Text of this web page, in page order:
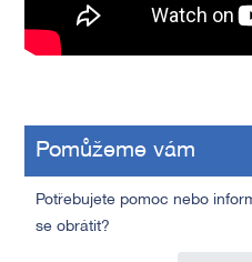
Pomůžeme vám
Potřebujete pomoc nebo
se obrátit?